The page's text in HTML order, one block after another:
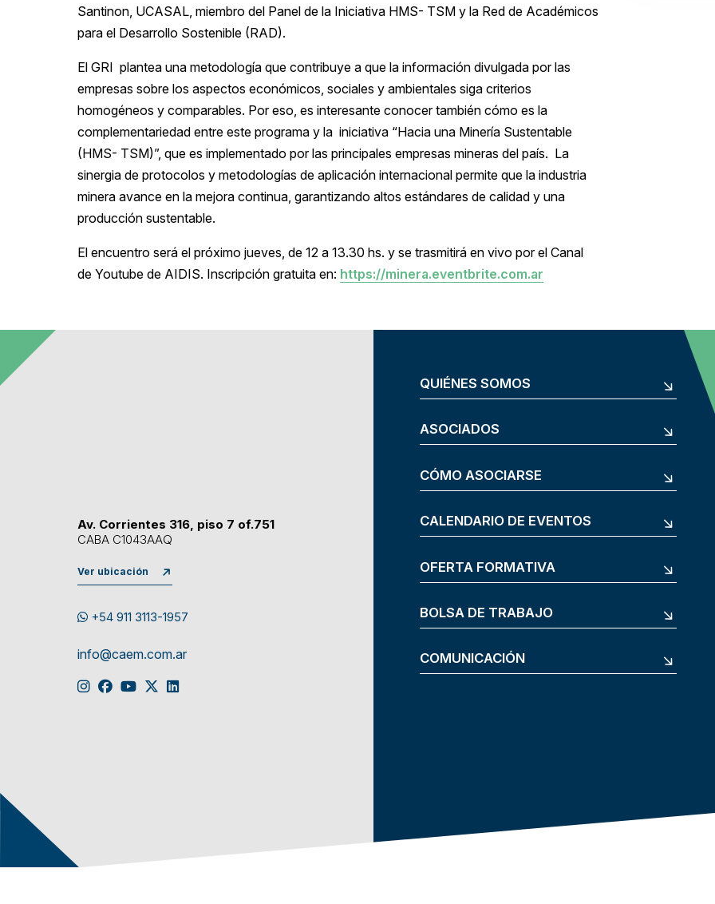
Santinon, UCASAL, miembro del Panel de la Iniciativa HMS- TSM y la Red de Académicos
para el Desarrollo Sostenible (RAD).
El GRI plantea una metodología que contribuye a que la información divulgada por las
empresas sobre los aspectos económicos, sociales y ambientales siga criterios
homogéneos y comparables. Por eso, es interesante conocer también cómo es la
complementariedad entre este programa y la iniciativa “Hacia una Minería Sustentable
(HMS- TSM)”, que es implementado por las principales empresas mineras del país. La
sinergia de protocolos y metodologías de aplicación internacional permite que la industria
minera avance en la mejora continua, garantizando altos estándares de calidad y una
producción sustentable.
El encuentro será el próximo jueves, de 12 a 13.30 hs. y se trasmitirá en vivo por el Canal
de Youtube de AIDIS. Inscripción gratuita en: https://minera.eventbrite.com.ar
Av. Corrientes 316, piso 7 of.751
CABA C1043AAQ
Ver ubicación
+54 911 3113-1957
info@caem.com.ar
QUIÉNES SOMOS
ASOCIADOS
CÓMO ASOCIARSE
CALENDARIO DE EVENTOS
OFERTA FORMATIVA
BOLSA DE TRABAJO
COMUNICACIÓN